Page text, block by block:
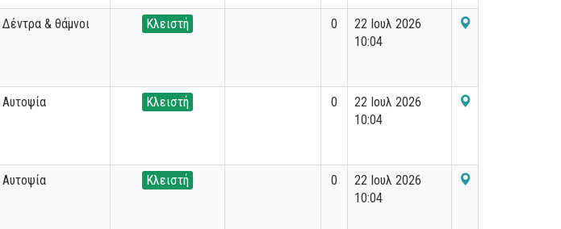
Δέντρα & θάμνοι Κλειστή 0
22 Ιουλ 2026
10:04
Αυτοψία Κλειστή 0
22 Ιουλ 2026
10:04
Αυτοψία Κλειστή 0
22 Ιουλ 2026
10:04